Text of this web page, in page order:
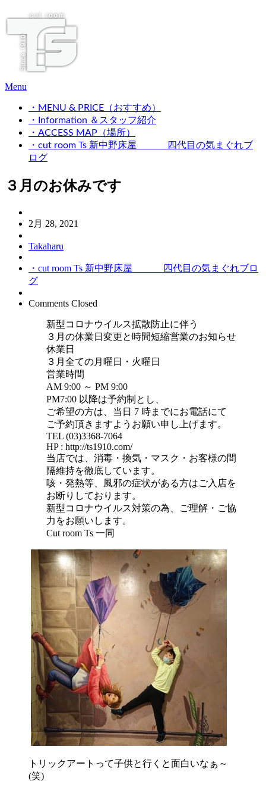
Menu
・MENU & PRICE（おすすめ）
・Information ＆スタッフ紹介
・ACCESS MAP（場所）
・cut room Ts 新中野床屋 四代目の気まぐれブ
ログ
３月のお休みです
2月 28, 2021
Takaharu
・cut room Ts 新中野床屋 四代目の気まぐれブロ
グ
Comments Closed
新型コロナウイルス拡散防止に伴う
３月の休業日変更と時間短縮営業のお知らせ
休業日
３月全ての月曜日・火曜日
営業時間
AM 9:00 ～ PM 9:00
PM7:00 以降は予約制とし、
ご希望の方は、当日 7 時までにお電話にて
ご予約頂きますようお願い申し上げます。
TEL (03)3368-7064
HP : http://ts1910.com/
当店では、消毒・換気・マスク・お客様の間
隔維持を徹底しています。
咳・発熱等、風邪の症状がある方はご入店を
お断りしております。
新型コロナウイルス対策の為、ご理解・ご協
力をお願いします。
Cut room Ts 一同
トリックアートって子供と行くと面白いなぁ～
(笑)